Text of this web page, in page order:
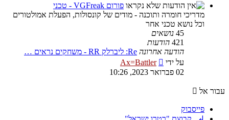
פורום VGFreak - טכני
מדריכי חומרה ותוכנה - מודים של קונסולות, הפעלת אמולטורים
וכל נושא טכני אחר
45 נושאים
421 הודעות
הודעה אחרונה Re: ליברלק RR - משחקים נראים …
על ידי
Ax=Battler
בהודעה
02 פברואר 2023, 10:26
עבור אל
פייסבוק